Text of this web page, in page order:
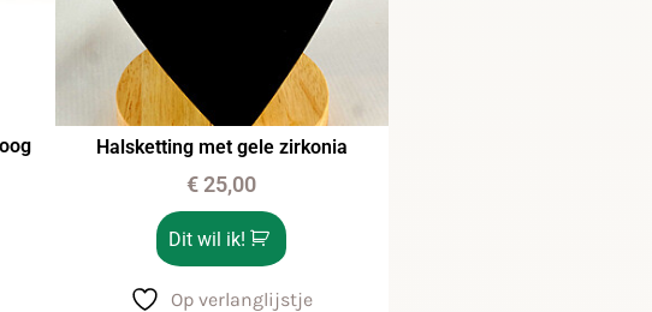
Halsketting met gele zirkonia
€25,00
Dit wil ik!
Op verlanglijstje